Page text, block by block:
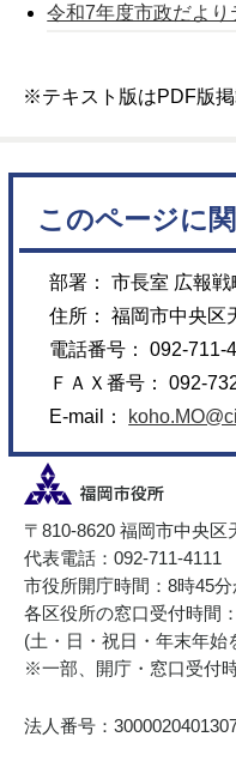
令和7年度市政だよ
※テキスト版はPDF版掲
このページに
部署： 市長室 広報戦
住所： 福岡市中央区
電話番号： 092-711-
ＦＡＸ番号： 092-
E-mail：
〒810-8620 福岡市中央区
代表電話：092-711-4111
市役所開庁時間：8時45
各区役所の窓口受付時間
(土・日・祝日・年末年始
※一部、開庁・窓口受付
法人番号：